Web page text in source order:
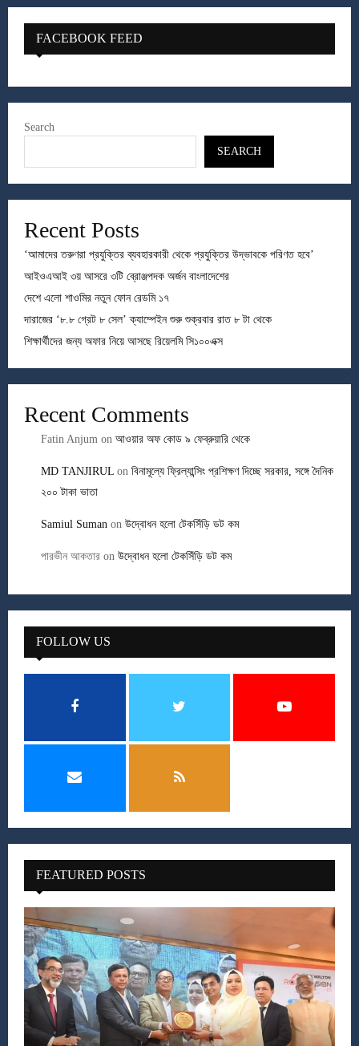
FACEBOOK FEED
Search
SEARCH
Recent Posts
‘আমাদের তরুণরা প্রযুক্তির ব্যবহারকারী থেকে প্রযুক্তির উদ্ভাবকে পরিণত হবে’
আইওএআই ৩য় আসরে ৩টি ব্রোঞ্জপদক অর্জন বাংলাদেশের
দেশে এলো শাওমির নতুন ফোন রেডমি ১৭
দারাজের ‘৮.৮ গ্রেট ৮ সেল’ ক্যাম্পেইন শুরু শুক্রবার রাত ৮ টা থেকে
শিক্ষার্থীদের জন্য অফার নিয়ে আসছে রিয়েলমি সি১০০এক্স
Recent Comments
Fatin Anjum on আওয়ার অফ কোড ৯ ফেব্রুয়ারি থেকে
MD TANJIRUL on বিনামূল্যে ফ্রিল্যান্সিং প্রশিক্ষণ দিচ্ছে সরকার, সঙ্গে দৈনিক
২০০ টাকা ভাতা
Samiul Suman on উদ্বোধন হলো টেকসিঁড়ি ডট কম
পারভীন আকতার on উদ্বোধন হলো টেকসিঁড়ি ডট কম
FOLLOW US
FEATURED POSTS